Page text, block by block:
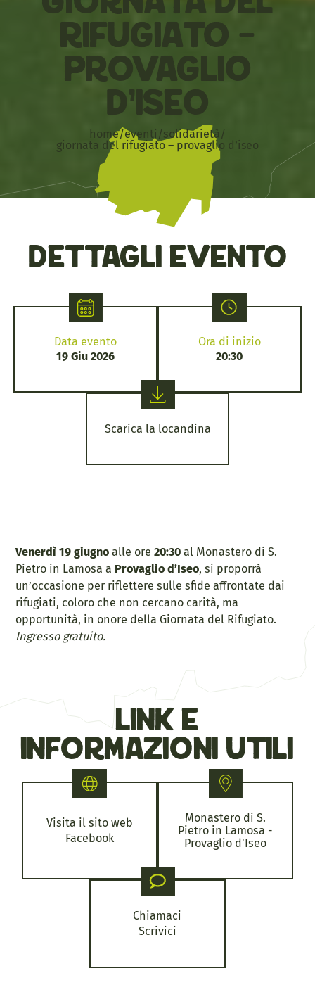
Rifugiato –
Provaglio
d’Iseo
home/eventi /solidarietà/
giornata del rifugiato – provaglio d’iseo
Dettagli evento
Data evento
19 Giu 2026
Ora di inizio
20:30
Scarica la locandina
Venerdì 19 giugno alle ore20:30 al Monastero di S.
Pietro in Lamosa a Provaglio d’Iseo, si proporrà
un’occasione per riflettere sulle sfide affrontate dai
rifugiati, coloro che non cercano carità, ma
opportunità, in onore della Giornata del Rifugiato.
Ingresso gratuito.
link e
informazioni utili
Visita il sito web
Facebook
Monastero di S.
Pietro in Lamosa -
Provaglio d'Iseo
Chiamaci
Scrivici